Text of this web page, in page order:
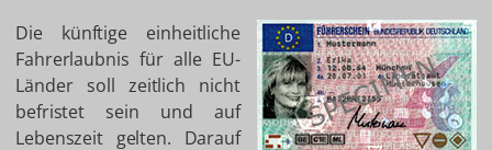
Die künftige einheitliche
Fahrerlaubnis für alle EU-
Länder soll zeitlich nicht
befristet sein und auf
Lebenszeit gelten. Darauf